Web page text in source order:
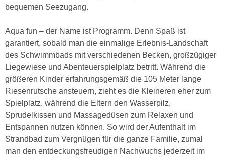
bequemen Seezugang.
Aqua fun – der Name ist Programm. Denn Spaß ist
garantiert, sobald man die einmalige Erlebnis-Landschaft
des Schwimmbads mit verschiedenen Becken, großzügiger
Liegewiese und Abenteuerspielplatz betritt. Während die
größeren Kinder erfahrungsgemäß die 105 Meter lange
Riesenrutsche ansteuern, zieht es die Kleineren eher zum
Spielplatz, während die Eltern den Wasserpilz,
Sprudelkissen und Massagedüsen zum Relaxen und
Entspannen nutzen können. So wird der Aufenthalt im
Strandbad zum Vergnügen für die ganze Familie, zumal
man den entdeckungsfreudigen Nachwuchs jederzeit im